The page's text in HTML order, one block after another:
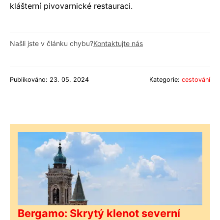
klášterní pivovarnické restauraci.
Našli jste v článku chybu?Kontaktujte nás
Publikováno: 23. 05. 2024 Kategorie: cestování
Bergamo: Skrytý klenot severní